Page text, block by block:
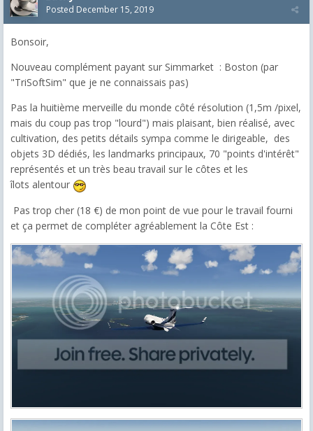
Posted December 15, 2019
Bonsoir,
Nouveau complément payant sur Simmarket : Boston (par
"TriSoftSim" que je ne connaissais pas)
Pas la huitième merveille du monde côté résolution (1,5m /pixel,
mais du coup pas trop "lourd") mais plaisant, bien réalisé, avec
cultivation, des petits détails sympa comme le dirigeable, des
objets 3D dédiés, les landmarks principaux, 70 "points d'intérêt"
représentés et un très beau travail sur le côtes et les
îlots alentour
Pas trop cher (18 €) de mon point de vue pour le travail fourni
et ça permet de compléter agréablement la Côte Est :